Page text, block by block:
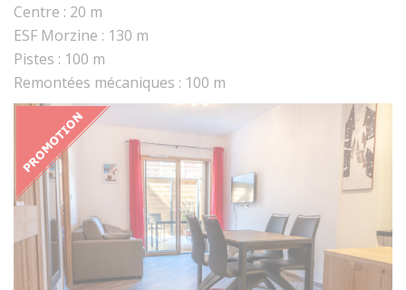
Centre : 20 m
ESF Morzine : 130 m
Pistes : 100 m
Remontées mécaniques : 100 m